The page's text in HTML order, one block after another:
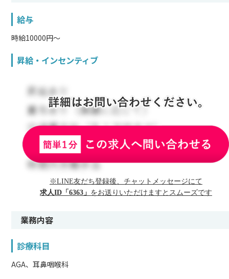
給与
時給10000円〜
昇給・インセンティブ
※LINE友だち登録後、チャットメッセージにて
求人ID「6363」 をお送りいただけますとスムーズです
業務内容
診療科目
AGA、耳鼻咽喉科